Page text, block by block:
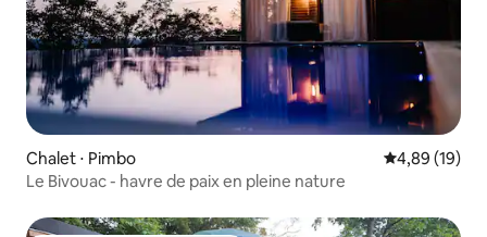
Chalet ⋅ Pimbo Évaluation
4,89 (19)
Le Bivouac - havre de paix en pleine nature